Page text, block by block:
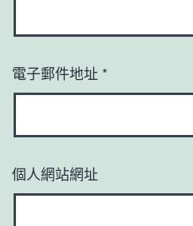
電子郵件地址 *
個人網站網址